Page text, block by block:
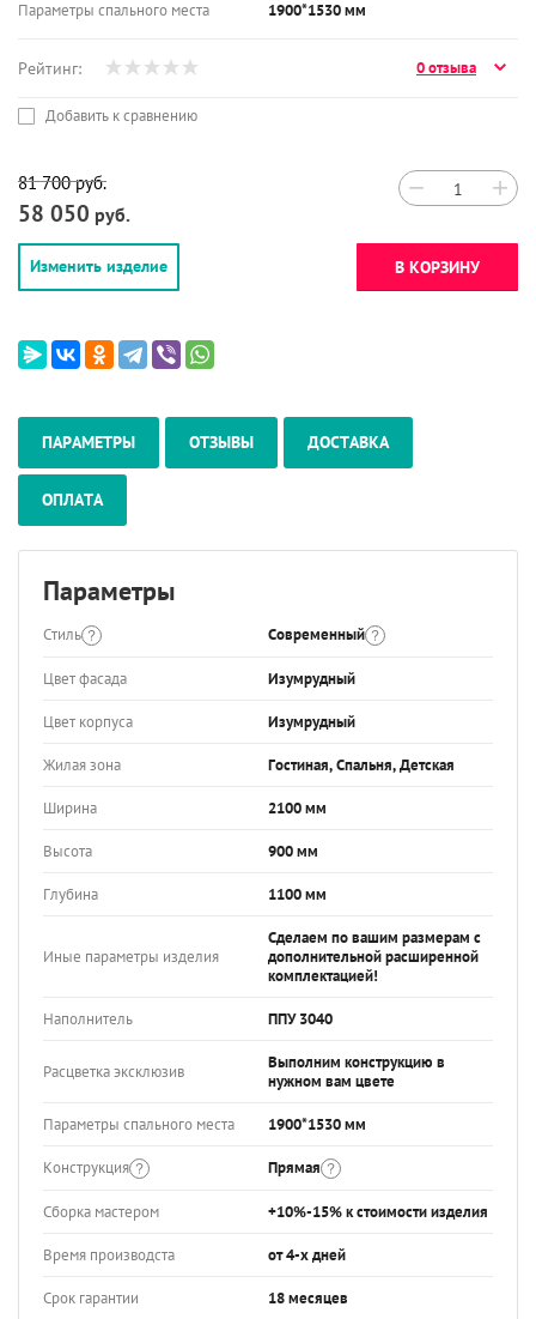
Параметры спального места 1900*1530 мм
Рейтинг: 0 отзыва
Добавить к сравнению
81 700руб.
58 050 руб.
− +
Изменить изделие В КОРЗИНУ
ПАРАМЕТРЫ ОТЗЫВЫ ДОСТАВКА
ОПЛАТА
Параметры
Стиль Современный
Цвет фасада Изумрудный
Цвет корпуса Изумрудный
Жилая зона Гостиная, Спальня, Детская
Ширина 2100 мм
Высота 900 мм
Глубина 1100 мм
Иные параметры изделия
Сделаем по вашим размерам с
дополнительной расширенной
комплектацией!
Наполнитель ППУ 3040
Расцветка эксклюзив
Выполним конструкцию в
нужном вам цвете
Параметры спального места 1900*1530 мм
Конструкция Прямая
Сборка мастером +10%-15% к стоимости изделия
Время производста от 4-х дней
Срок гарантии 18 месяцев